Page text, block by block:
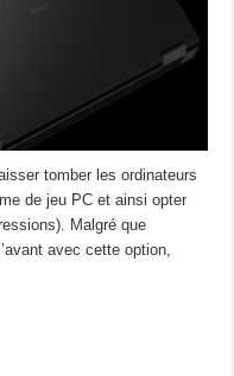
tomber les ordinateurs
de jeu PC et ainsi opter
Malgré que
avec cette option,